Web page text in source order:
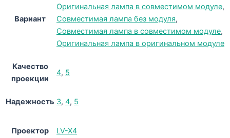
Вариант
Оригинальная лампа в совместимом модуле,
Совместимая лампа без модуля,
Совместимая лампа в совместимом модуле,
Оригинальная лампа в оригинальном модуле
Качество
проекции
4, 5
Надежность 3, 4, 5
Проектор LV-X4